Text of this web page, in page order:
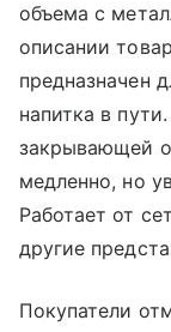
объема с
описании
предназначен
напитка в
закрывающей
медленно, но
Работает от
другие
Покупатели